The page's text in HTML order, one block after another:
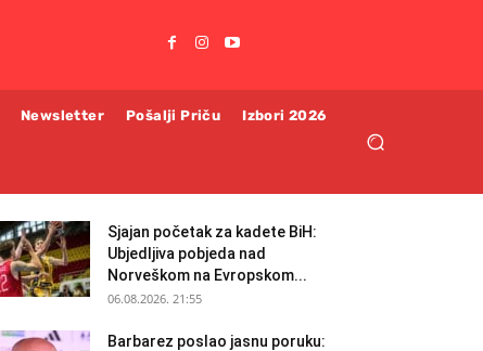
Newsletter Pošalji Priču Izbori 2026
Sjajan početak za kadete BiH:
Ubjedljiva pobjeda nad
Norveškom na Evropskom...
06.08.2026. 21:55
Barbarez poslao jasnu poruku: